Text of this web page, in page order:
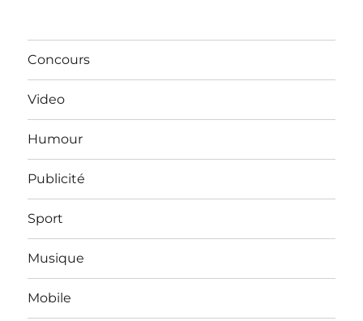
Concours
Video
Humour
Publicité
Sport
Musique
Mobile